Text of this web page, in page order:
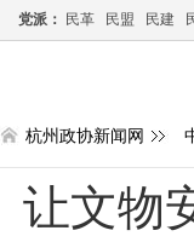
党派： 民革 民盟 民建
杭州政协新闻网
让文物